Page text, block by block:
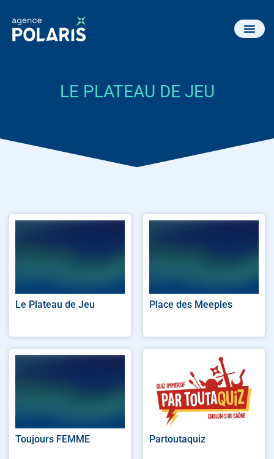
LE PLATEAU DE JEU
Le Plateau de Jeu Place des Meeples
Toujours FEMME Partoutaquiz